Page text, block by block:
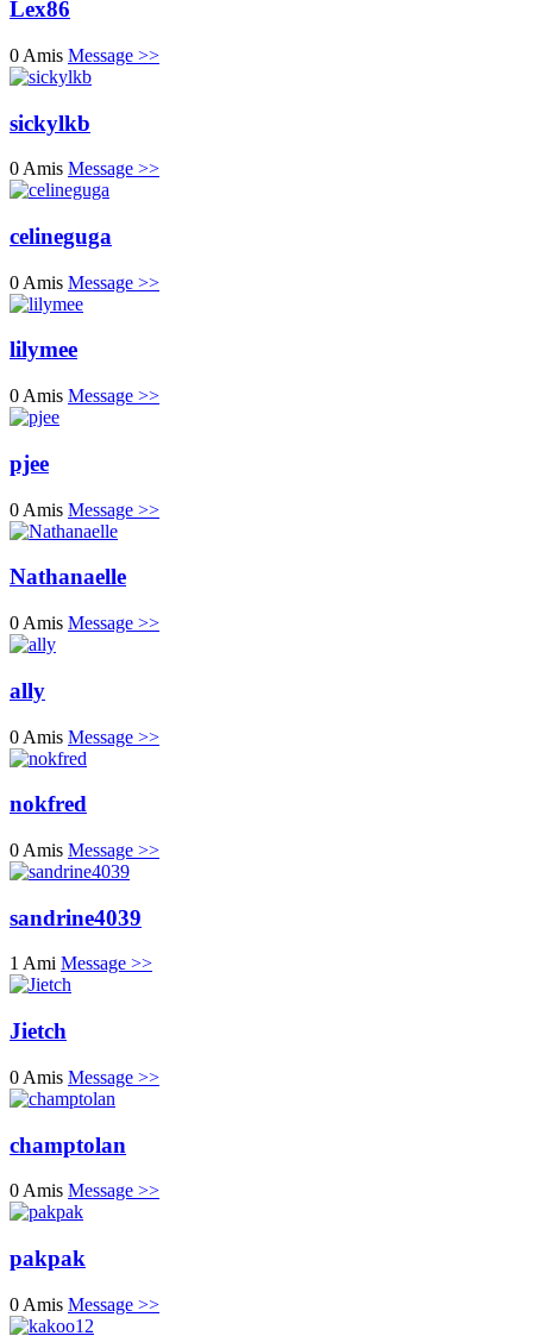
Lex86
0 Amis Message >>
sickylkb
0 Amis Message >>
celineguga
0 Amis Message >>
lilymee
0 Amis Message >>
pjee
0 Amis Message >>
Nathanaelle
0 Amis Message >>
ally
0 Amis Message >>
nokfred
0 Amis Message >>
sandrine4039
1 Ami Message >>
Jietch
0 Amis Message >>
champtolan
0 Amis Message >>
pakpak
0 Amis Message >>